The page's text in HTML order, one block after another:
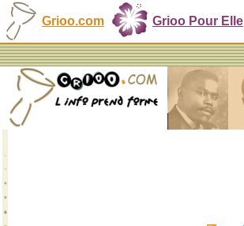
Grioo.com Grioo Pour Elle